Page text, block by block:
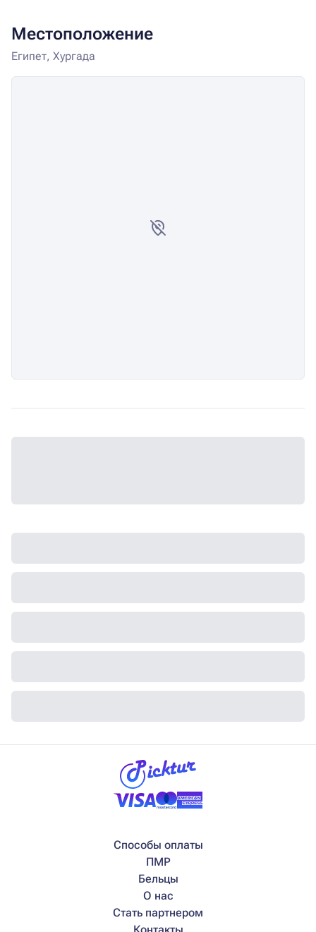
Местоположение
Египет, Хургада
Способы оплаты
ПМР
Бельцы
О нас
Стать партнером